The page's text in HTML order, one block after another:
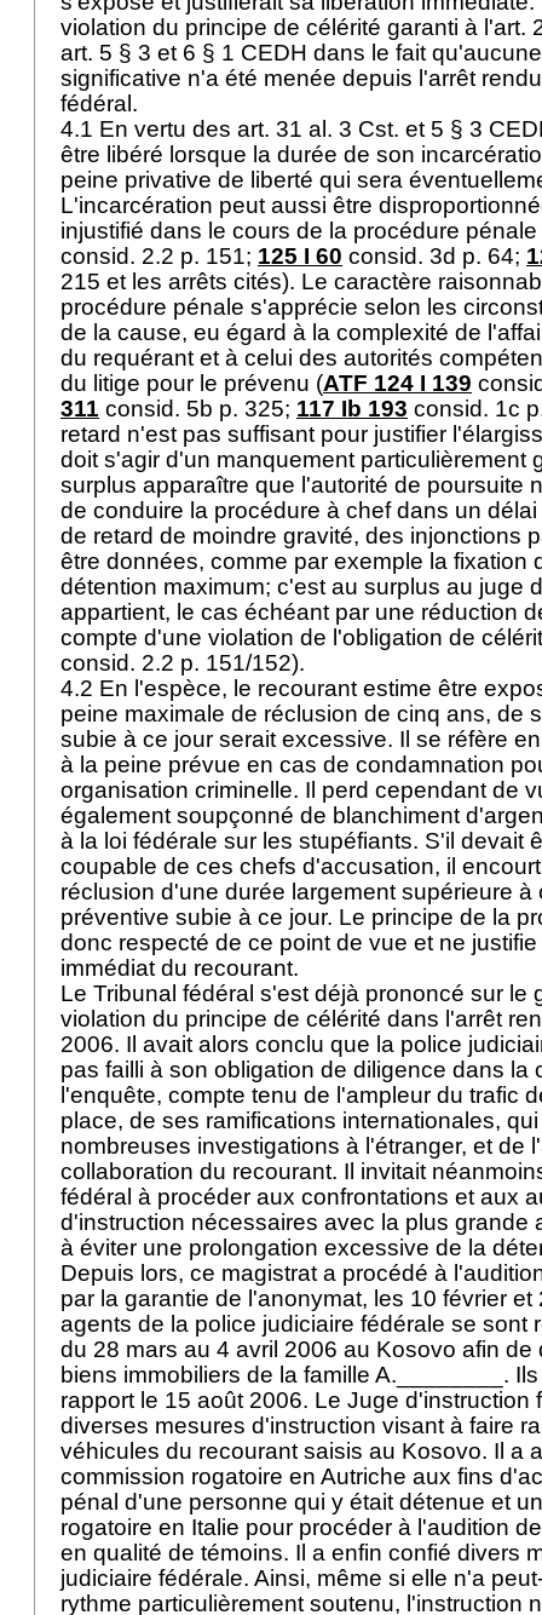
violation du principe de célérité garanti à l'art.
art. 5 § 3 et 6 § 1 CEDH dans le fait
significative n'a été menée depuis l'arrêt
fédéral.
4.1 En vertu des art. 31 al. 3 Cst. et 5 § 3
être libéré lorsque la durée de son
peine privative de liberté qui sera
L'incarcération peut aussi être
injustifié dans le cours de la procédure pénale
consid. 2.2 p. 151; 125 I 60 consid. 3d p. 64;
215 et les arrêts cités). Le caractère
procédure pénale s'apprécie selon les
de la cause, eu égard à la complexité de
du requérant et à celui des autorités
du litige pour le prévenu (ATF 124 I 139
311 consid. 5b p. 325; 117 Ib 193 consid. 1c
retard n'est pas suffisant pour justifier
doit s'agir d'un manquement particulièrement
surplus apparaître que l'autorité de poursuite
de conduire la procédure à chef dans un
de retard de moindre gravité, des injonctions
être données, comme par exemple la fixation
détention maximum; c'est au surplus au juge
appartient, le cas échéant par une réduction
compte d'une violation de l'obligation de
consid. 2.2 p. 151/152).
4.2 En l'espèce, le recourant estime être
peine maximale de réclusion de cinq ans, de
subie à ce jour serait excessive. Il se réfère
à la peine prévue en cas de condamnation
organisation criminelle. Il perd cependant de
également soupçonné de blanchiment
à la loi fédérale sur les stupéfiants. S'il devait
coupable de ces chefs d'accusation, il
réclusion d'une durée largement supérieure à
préventive subie à ce jour. Le principe de la
donc respecté de ce point de vue et ne
immédiat du recourant.
Le Tribunal fédéral s'est déjà prononcé sur le
violation du principe de célérité dans l'arrêt
2006. Il avait alors conclu que la police
pas failli à son obligation de diligence dans la
l'enquête, compte tenu de l'ampleur du trafic
place, de ses ramifications internationales,
nombreuses investigations à l'étranger, et de
collaboration du recourant. Il invitait
fédéral à procéder aux confrontations et aux
d'instruction nécessaires avec la plus grande
à éviter une prolongation excessive de la
Depuis lors, ce magistrat a procédé à
par la garantie de l'anonymat, les 10 février
agents de la police judiciaire fédérale se sont
du 28 mars au 4 avril 2006 au Kosovo afin de
biens immobiliers de la famille A.________.
rapport le 15 août 2006. Le Juge d'instruction
diverses mesures d'instruction visant à faire
véhicules du recourant saisis au Kosovo. Il a
commission rogatoire en Autriche aux fins
pénal d'une personne qui y était détenue et
rogatoire en Italie pour procéder à l'audition
en qualité de témoins. Il a enfin confié divers
judiciaire fédérale. Ainsi, même si elle n'a
rythme particulièrement soutenu, l'instruction